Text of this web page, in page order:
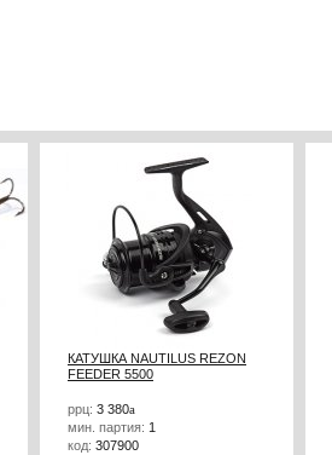
КАТУШКА NAUTILUS REZON
FEEDER 5500
ррц: 3 380a
мин. партия: 1
код: 307900